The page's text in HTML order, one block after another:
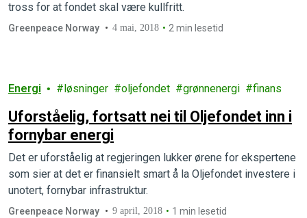
tross for at fondet skal være kullfritt.
Greenpeace Norway 4 mai, 2018 2 min lesetid
Energi løsninger oljefondet grønnenergi finans
Uforståelig, fortsatt nei til Oljefondet inn i
fornybar energi
Det er uforståelig at regjeringen lukker ørene for ekspertene
som sier at det er finansielt smart å la Oljefondet investere i
unotert, fornybar infrastruktur.
Greenpeace Norway 9 april, 2018 1 min lesetid